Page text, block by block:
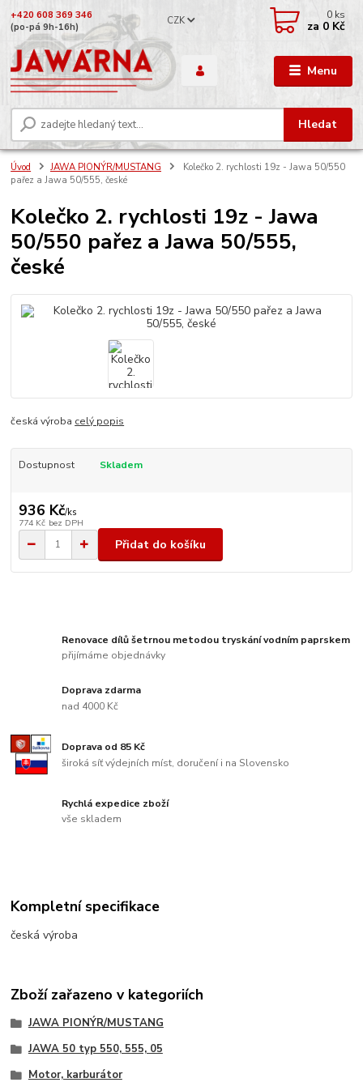
Menu
CZK
Hledat
+420 608 369 346
(po-pá 9h-16h)
0 ks
za 0 Kč
Úvod JAWA PIONÝR/MUSTANG
Kolečko 2. rychlosti 19z - Jawa 50/550
pařez a Jawa 50/555, české
Kolečko 2. rychlosti 19z - Jawa
50/550 pařez a Jawa 50/555,
české
česká výroba celý popis
Dostupnost Skladem
936 Kč/ks
774 Kč bez DPH
Přidat do košíku
Renovace dílů šetrnou metodou tryskání vodním paprskem
přijímáme objednávky
Doprava zdarma
nad 4000 Kč
Doprava od 85 Kč
široká síť výdejních míst, doručení i na Slovensko
Rychlá expedice zboží
vše skladem
Kompletní specifikace
česká výroba
Zboží zařazeno v kategoriích
JAWA PIONÝR/MUSTANG
JAWA 50 typ 550, 555, 05
Motor, karburátor